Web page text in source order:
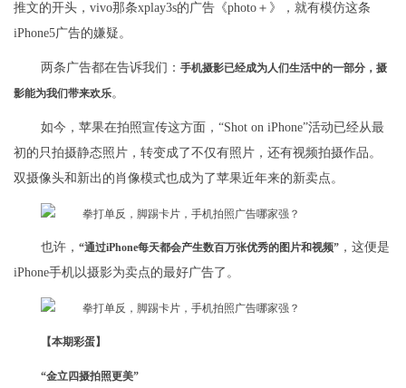
推文的开头，vivo那条xplay3s的广告《photo＋》，就有模仿这条
iPhone5广告的嫌疑。
两条广告都在告诉我们： 手机摄影已经成为人们生活中的一部分，摄
影能为我们带来欢乐。
如今，苹果在拍照宣传这方面，“Shot on iPhone”活动已经从最
初的只拍摄静态照片，转变成了不仅有照片，还有视频拍摄作品。
双摄像头和新出的肖像模式也成为了苹果近年来的新卖点。
也许， “通过iPhone每天都会产生数百万张优秀的图片和视频” ，这便是
iPhone手机以摄影为卖点的最好广告了。
【本期彩蛋】
“金立四摄拍照更美”